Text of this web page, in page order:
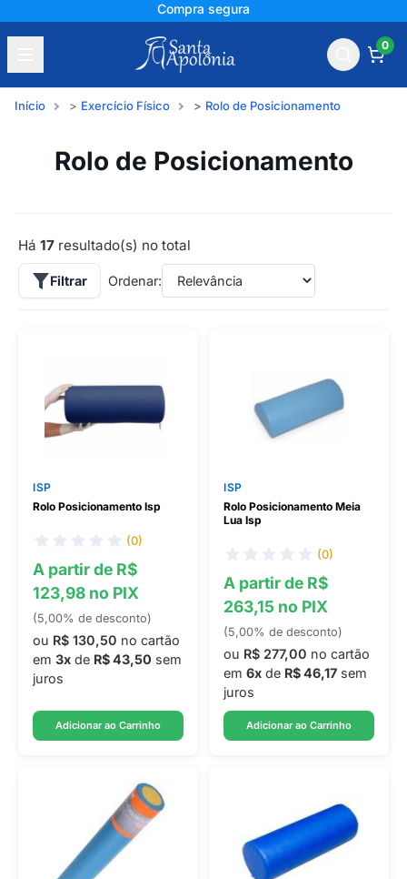
+150 mil avaliações
0
Início Exercício Físico Rolo de Posicionamento
Rolo de Posicionamento
Há 17 resultado(s) no total
Filtrar Ordenar:
ISP
Rolo Posicionamento Isp
(0)
A partir de R$
123,98 no PIX
(5,00% de desconto)
ou R$ 130,50 no cartão
em 3x de R$ 43,50 sem
juros
Adicionar ao Carrinho
ISP
Rolo Posicionamento Meia
Lua Isp
(0)
A partir de R$
263,15 no PIX
(5,00% de desconto)
ou R$ 277,00 no cartão
em 6x de R$ 46,17 sem
juros
Adicionar ao Carrinho